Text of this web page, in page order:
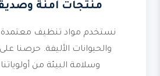
منتجات آمنة
نستخدم مواد تنظيف معتمدة
والحيوانات الأليفة. حرصنا
وسلامة البيئة من